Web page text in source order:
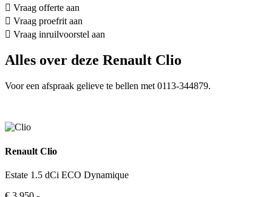
Vraag offerte aan
Vraag proefrit aan
Vraag inruilvoorstel aan
Alles over deze Renault Clio
Voor een afspraak gelieve te bellen met 0113-344879.
Renault Clio
Estate 1.5 dCi ECO Dynamique